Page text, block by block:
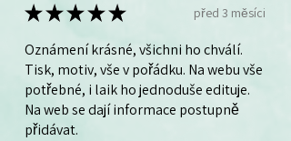
★★★★★ před 3 měsíci
Oznámení krásné, všichni ho chválí.
Tisk, motiv, vše v pořádku. Na webu vše
potřebné, i laik ho jednoduše edituje.
Na web se dají informace postupně
přidávat.